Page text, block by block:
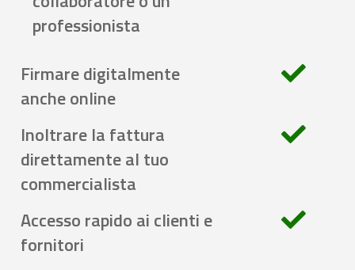
professionista
Firmare digitalmente
anche online
Inoltrare la fattura
direttamente al tuo
commercialista
Accesso rapido ai clienti e
fornitori